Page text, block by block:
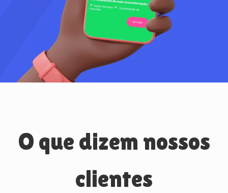
O que dizem nossos
clientes